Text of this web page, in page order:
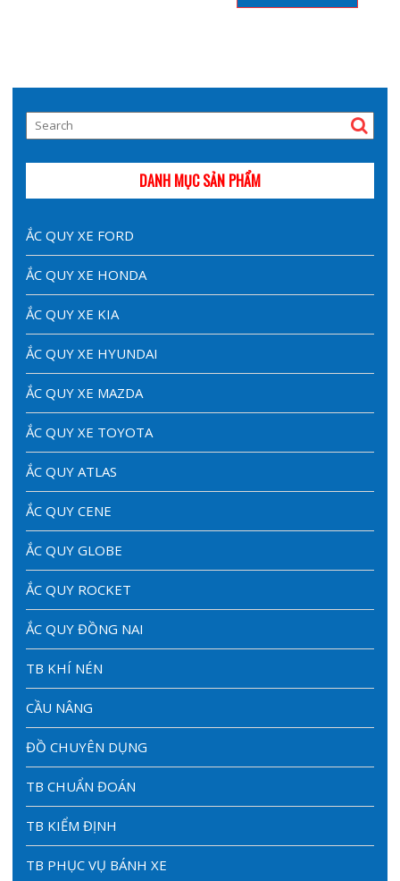
DANH MỤC SẢN PHẨM
ẮC QUY XE FORD
ẮC QUY XE HONDA
ẮC QUY XE KIA
ẮC QUY XE HYUNDAI
ẮC QUY XE MAZDA
ẮC QUY XE TOYOTA
ẮC QUY ATLAS
ẮC QUY CENE
ẮC QUY GLOBE
ẮC QUY ROCKET
ẮC QUY ĐỒNG NAI
TB KHÍ NÉN
CẦU NÂNG
ĐỒ CHUYÊN DỤNG
TB CHUẨN ĐOÁN
TB KIỂM ĐỊNH
TB PHỤC VỤ BÁNH XE